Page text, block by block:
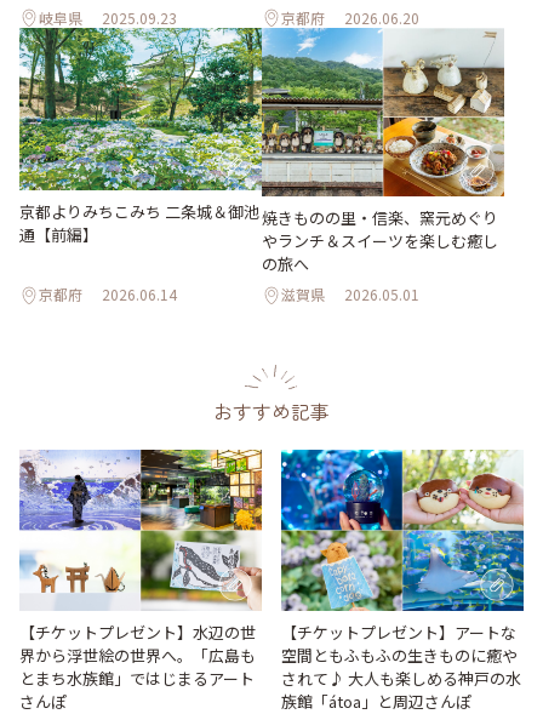
岐阜県 2025.09.23 京都府 2026.06.20
京都よりみちこみち 二条城＆御池
通【前編】
京都府 2026.06.14
焼きものの里・信楽、窯元めぐり
やランチ＆スイーツを楽しむ癒し
の旅へ
滋賀県 2026.05.01
おすすめ記事
【チケットプレゼント】水辺の世
界から浮世絵の世界へ。「広島も
とまち水族館」ではじまるアート
さんぽ
【チケットプレゼント】アートな
空間ともふもふの生きものに癒や
されて♪ 大人も楽しめる神戸の水
族館「átoa」と周辺さんぽ